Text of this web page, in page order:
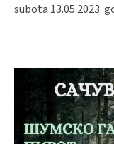
subota 13.05.2023.